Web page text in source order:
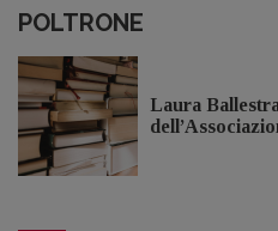
POLTRONE
Laura